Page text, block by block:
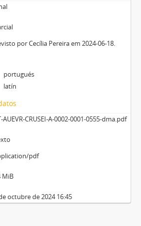
por Cecília Pereira em 2024-06-18.
portugués
latín
AUEVR-CRUSEI-A-0002-0001-0555-dma.pdf
pdf
MiB
octubre de 2024 16:45